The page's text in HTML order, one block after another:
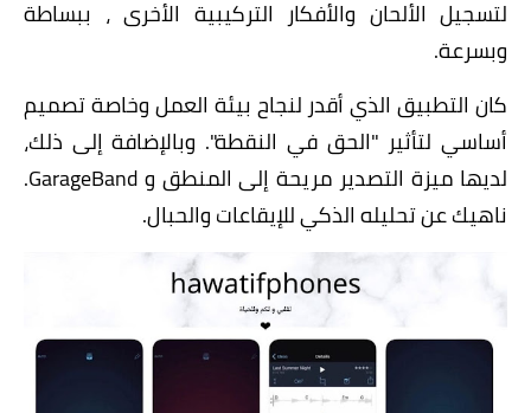
لتسجيل الألحان والأفكار التركيبية الأخرى ، ببساطة
وبسرعة.
كان التطبيق الذي أقدر لنجاح بيئة العمل وخاصة تصميم
أساسي لتأثير "الحق في النقطة". وبالإضافة إلى ذلك،
لديها ميزة التصدير مريحة إلى المنطق و GarageBand.
ناهيك عن تحليله الذكي للإيقاعات والحبال.